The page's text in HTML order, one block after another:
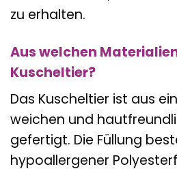
zu erhalten.
Aus welchen
Kuscheltier?
Das Kuscheltier ist aus
weichen und
gefertigt. Die Füllung
hypoallergener